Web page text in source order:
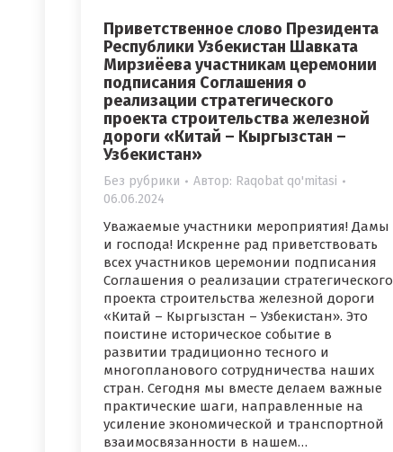
Приветственное слово Президента
Республики Узбекистан Шавката
Мирзиёева участникам церемонии
подписания Соглашения о
реализации стратегического
проекта строительства железной
дороги «Китай – Кыргызстан –
Узбекистан»
Без рубрики Автор: Raqobat qo'mitasi
06.06.2024
Уважаемые участники мероприятия! Дамы
и господа! Искренне рад приветствовать
всех участников церемонии подписания
Соглашения о реализации стратегического
проекта строительства железной дороги
«Китай – Кыргызстан – Узбекистан». Это
поистине историческое событие в
развитии традиционно тесного и
многопланового сотрудничества наших
стран. Сегодня мы вместе делаем важные
практические шаги, направленные на
усиление экономической и транспортной
взаимосвязанности в нашем…